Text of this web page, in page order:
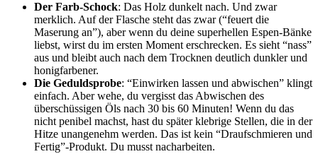
Der Farb-Schock: Das Holz dunkelt nach. Und zwar
merklich. Auf der Flasche steht das zwar (“feuert die
Maserung an”), aber wenn du deine superhellen Espen-Bänke
liebst, wirst du im ersten Moment erschrecken. Es sieht “nass”
aus und bleibt auch nach dem Trocknen deutlich dunkler und
honigfarbener.
Die Geduldsprobe: “Einwirken lassen und abwischen” klingt
einfach. Aber wehe, du vergisst das Abwischen des
überschüssigen Öls nach 30 bis 60 Minuten! Wenn du das
nicht penibel machst, hast du später klebrige Stellen, die in der
Hitze unangenehm werden. Das ist kein “Draufschmieren und
Fertig”-Produkt. Du musst nacharbeiten.